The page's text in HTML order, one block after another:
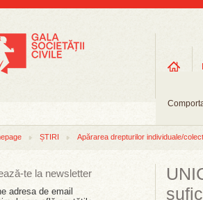
ȘTIRI Apărarea drepturilor individuale/
te la newsletter
adresa de email